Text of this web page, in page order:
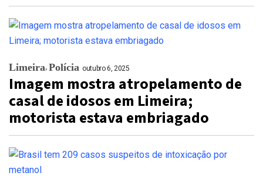
Limeira Polícia outubro 6, 2025
Imagem mostra atropelamento de
casal de idosos em Limeira;
motorista estava embriagado